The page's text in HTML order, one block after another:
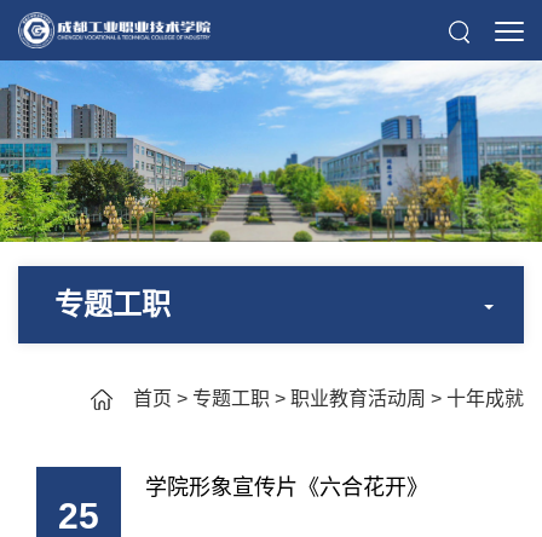
专题工职
首页 > 专题工职 > 职业教育活动周 > 十年成就
25
学院形象宣传片《六合花开》